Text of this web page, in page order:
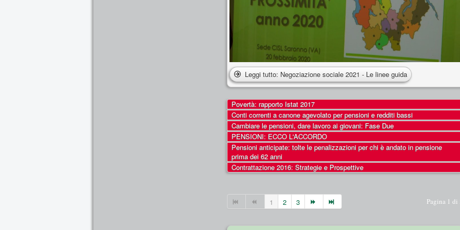
Leggi tutto: Negoziazione sociale 2021 - Le linee guida
Povertà: rapporto Istat 2017
Conti correnti a canone agevolato per pensioni e redditi bassi
Cambiare le pensioni, dare lavoro ai giovani: Fase Due
PENSIONI: ECCO L'ACCORDO
Pensioni anticipate: tolte le penalizzazioni per chi è andato in pensione
prima dei 62 anni
Contrattazione 2016: Strategie e Prospettive
Pagina 1 di
1 2 3